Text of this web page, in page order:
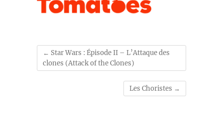
← Star Wars : Épisode II – L’Attaque des
clones (Attack of the Clones)
Les Choristes →